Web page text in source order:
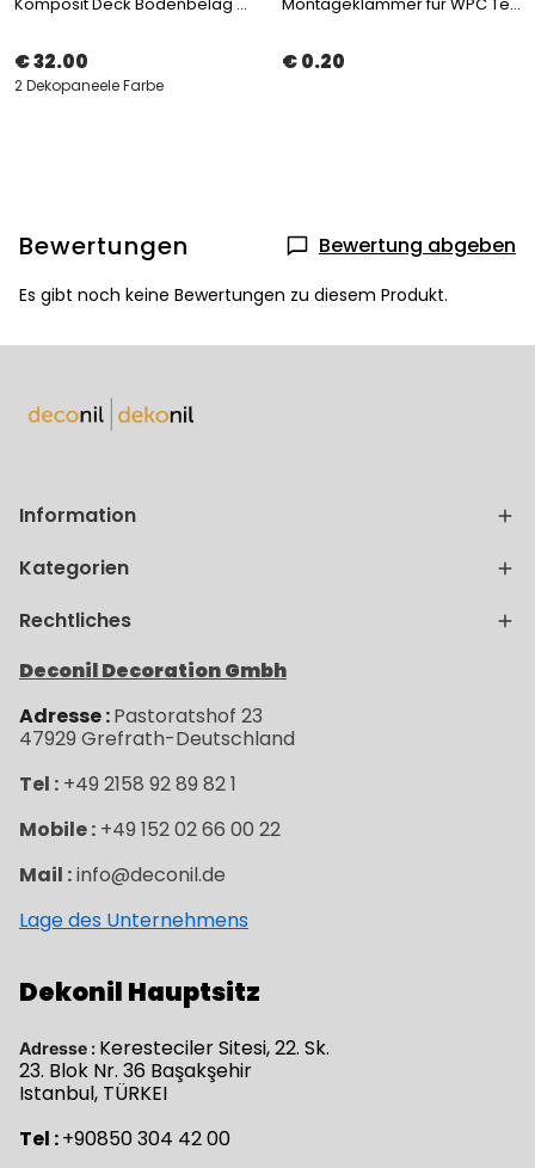
€ 32.00
2 Dekopaneele Farbe
€ 0.20
Bewertungen Bewertung abgeben
Es gibt noch keine Bewertungen zu diesem Produkt.
Information
Kategorien
Rechtliches
Deconil Decoration Gmbh
Adresse :Pastoratshof 23
47929 Grefrath-Deutschland
Tel : +49 2158 92 89 82 1
Mobile : +49 152 02 66 00 22
Mail :info@deconil.de
Lage des Unternehmens
Dekonil Hauptsitz
Adresse : Keresteciler Sitesi, 22. Sk.
23. Blok Nr. 36 Başakşehir
Istanbul, TÜRKEI
Tel :+90850 304 42 00